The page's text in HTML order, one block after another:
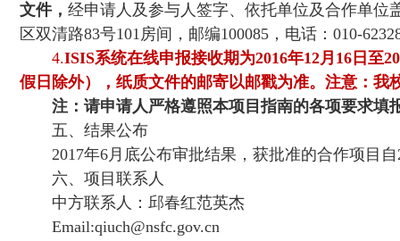
文件， 经申请人及参与人签字、依托单位及合作单位
区双清路83号101房间，邮编100085 ，电话： 010-
4.ISIS系统在线申报接收期为2016年12月 16 日至
假日除外），纸质文件的邮寄以邮戳为准。注意：我
注：请申请人严格遵照本项目指南的各项要求
五、结果公布
2017年6月底公布审批结果，获批准的合作项目自
六、项目联系人
中方联系人：邱春红范英杰
Email:qiuch@nsfc.gov.cn